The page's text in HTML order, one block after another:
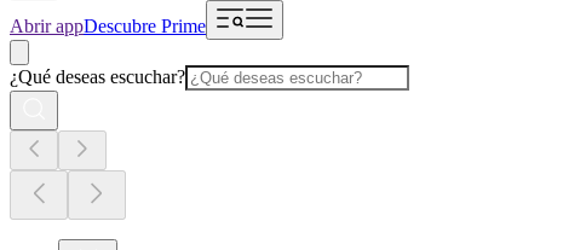
Abrir appDescubre Prime
¿Qué deseas escuchar?